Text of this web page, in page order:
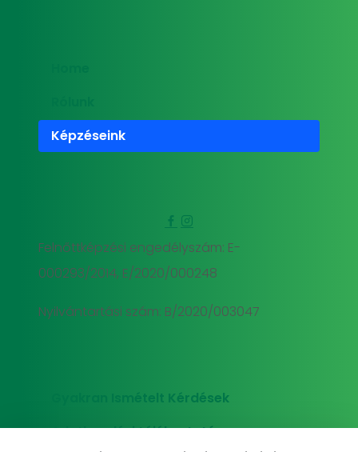
Képzéseink
Felnőttképzési engedélyszám: E-
000293/2014, E/2020/000248
Nyilvántartási szám: B/2020/003047
Gyakran Ismételt Kérdések
Adatkezelési tájékoztató